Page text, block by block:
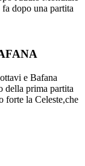
dopo una partita
e Bafana
della prima partita
forte la Celeste,che